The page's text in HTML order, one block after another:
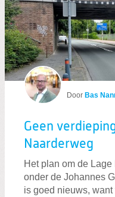
Door Bas
Geen
Naarderweg
Het plan om de
onder de Johannes
is goed nieuws,